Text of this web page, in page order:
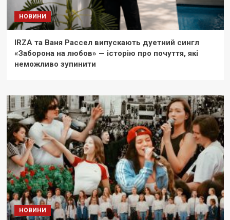
НОВИНИ
IRZA та Ваня Рассел випускають дуетний сингл
«Заборона на любов» — історію про почуття, які
неможливо зупинити
НОВИНИ